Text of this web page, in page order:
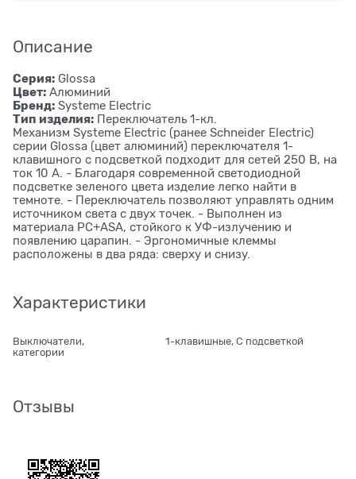
Описание
Серия: Glossa
Цвет: Алюминий
Бренд: Systeme Electric
Тип изделия: Переключатель 1-кл.
Механизм Systeme Electric (ранее Schneider Electric)
серии Glossa (цвет алюминий) переключателя 1-
клавишного с подсветкой подходит для сетей 250 В, на
ток 10 А. - Благодаря современной светодиодной
подсветке зеленого цвета изделие легко найти в
темноте. - Переключатель позволяют управлять одним
источником света с двух точек. - Выполнен из
материала PС+ASA, стойкого к УФ-излучению и
появлению царапин. - Эргономичные клеммы
расположены в два ряда: сверху и снизу.
Характеристики
Выключатели,
категории
1-клавишные, С подсветкой
Отзывы